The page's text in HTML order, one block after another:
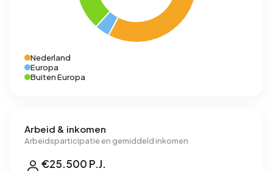
Nederland
Europa
Buiten Europa
Arbeid & inkomen
Arbeidsparticipatie en gemiddeld inkomen
€25.500 P.J.